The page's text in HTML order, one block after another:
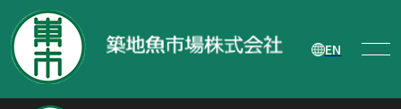
EN
自己株式の処分に関する取締役会決議公
告